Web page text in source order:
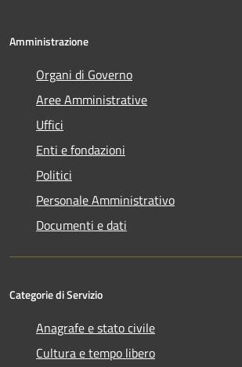
Amministrazione
Organi di Governo
Aree Amministrative
Uffici
Enti e fondazioni
Politici
Personale Amministrativo
Documenti e dati
Categorie di Servizio
Anagrafe e stato civile
Cultura e tempo libero